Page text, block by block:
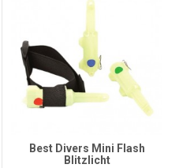
Best Divers Mini Flash
Blitzlicht